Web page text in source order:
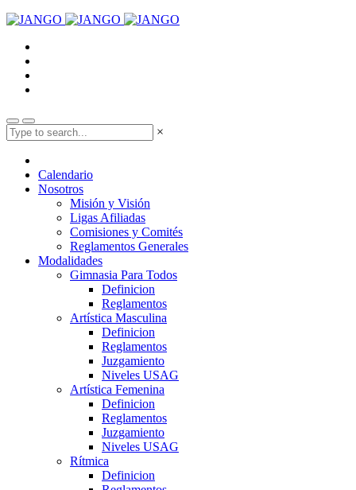
×
Calendario
Nosotros
Misión y Visión
Ligas Afiliadas
Comisiones y Comités
Reglamentos Generales
Modalidades
Gimnasia Para Todos
Definicion
Reglamentos
Artística Masculina
Definicion
Reglamentos
Juzgamiento
Niveles USAG
Artística Femenina
Definicion
Reglamentos
Juzgamiento
Niveles USAG
Rítmica
Definicion